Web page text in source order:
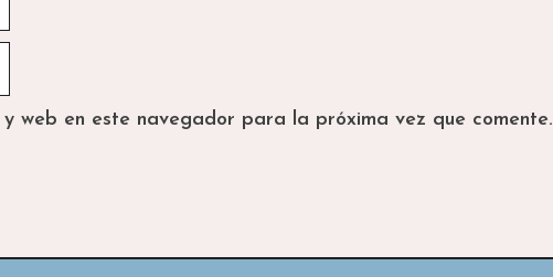
web en este navegador para la próxima vez que comente.